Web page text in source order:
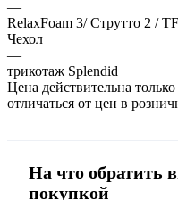
—
RelaxFoam 3/ Струтто 2 /
Чехол
—
трикотаж Splendid
Цена действительна
отличаться от цен в
На что обратить
покупкой